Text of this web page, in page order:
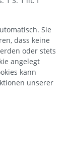
Sie
dass keine
oder stets
angelegt
kann
unserer